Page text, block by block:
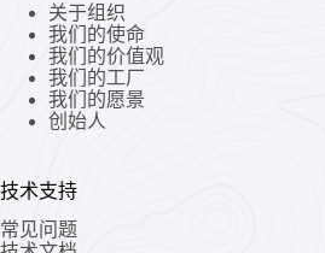
关于组织
我们的使命
我们的价值观
我们的工厂
我们的愿景
创始人
技术支持
常见问题